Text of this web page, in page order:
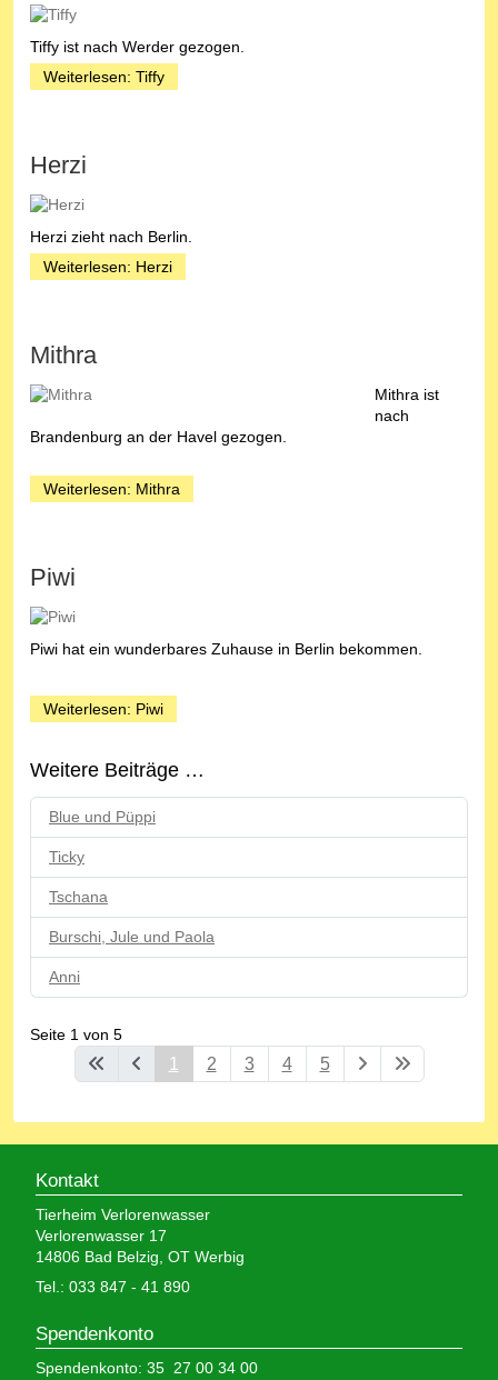
Tiffy ist nach Werder gezogen.
Weiterlesen: Tiffy
Herzi
Herzi zieht nach Berlin.
Weiterlesen: Herzi
Mithra
Mithra ist
nach
Brandenburg an der Havel gezogen.
Weiterlesen: Mithra
Piwi
Piwi hat ein wunderbares Zuhause in Berlin bekommen.
Weiterlesen: Piwi
Weitere Beiträge …
Blue und Püppi
Ticky
Tschana
Burschi, Jule und Paola
Anni
Seite 1 von 5
1 2 3 4 5
Kontakt
Tierheim Verlorenwasser
Verlorenwasser 17
14806 Bad Belzig, OT Werbig
Tel.: 033 847 - 41 890
Spendenkonto
Spendenkonto: 35 27 00 34 00